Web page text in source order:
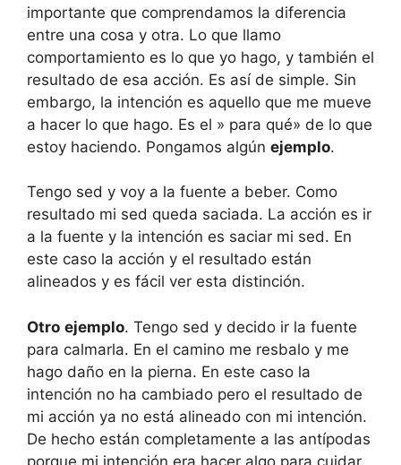
importante que comprendamos la diferencia
entre una cosa y otra. Lo que llamo
comportamiento es lo que yo hago, y también el
resultado de esa acción. Es así de simple. Sin
embargo, la intención es aquello que me mueve
a hacer lo que hago. Es el » para qué» de lo que
estoy haciendo. Pongamos algún ejemplo.
Tengo sed y voy a la fuente a beber. Como
resultado mi sed queda saciada. La acción es ir
a la fuente y la intención es saciar mi sed. En
este caso la acción y el resultado están
alineados y es fácil ver esta distinción.
Otro ejemplo. Tengo sed y decido ir la fuente
para calmarla. En el camino me resbalo y me
hago daño en la pierna. En este caso la
intención no ha cambiado pero el resultado de
mi acción ya no está alineado con mi intención.
De hecho están completamente a las antípodas
porque mi intención era hacer algo para cuidar